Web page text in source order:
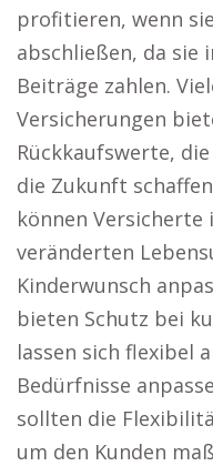
profitieren, wenn
abschließen, da sie
Beiträge zahlen.
Versicherungen
Rückkaufswerte,
die Zukunft
können Versicherte
veränderten
Kinderwunsch
bieten Schutz bei
lassen sich flexibel
Bedürfnisse
sollten die
um den Kunden